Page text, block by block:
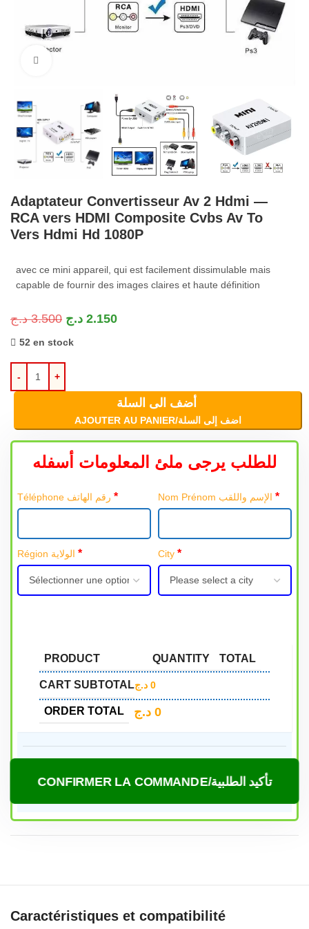
Adaptateur Convertisseur Av 2 Hdmi —
RCA vers HDMI Composite Cvbs Av To
Vers Hdmi Hd 1080P
avec ce mini appareil, qui est facilement dissimulable mais
capable de fournir des images claires et haute définition
3.500 د.ج 2.150 د.ج
52 en stock
أضف الى السلة
AJOUTER AU PANIER/اضف إلى السلة
للطلب يرجى ملئ المعلومات أسفله
Téléphone رقم الهاتف* *
Région الولاية* City *
PRODUCT QUANTITY TOTAL
CART SUBTOTAL 0 د.ج
ORDER TOTAL 0 د.ج
CONFIRMER LA COMMANDE/تأكيد الطلبية
Caractéristiques et compatibilité